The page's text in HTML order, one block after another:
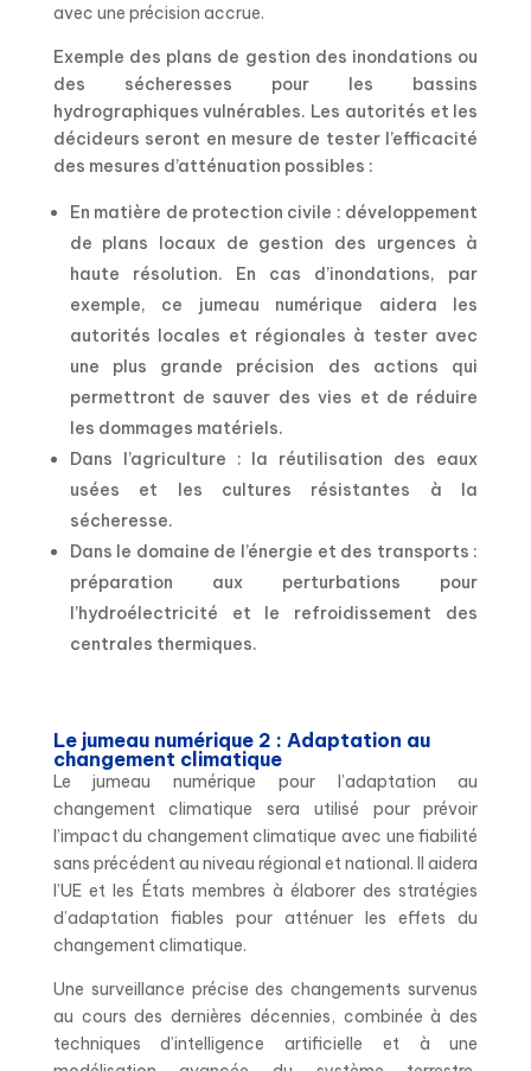
avec une précision accrue.
Exemple des plans de gestion des inondations ou
des sécheresses pour les bassins
hydrographiques vulnérables. Les autorités et les
décideurs seront en mesure de tester l’efficacité
des mesures d’atténuation possibles :
En matière de protection civile : développement
de plans locaux de gestion des urgences à
haute résolution. En cas d’inondations, par
exemple, ce jumeau numérique aidera les
autorités locales et régionales à tester avec
une plus grande précision des actions qui
permettront de sauver des vies et de réduire
les dommages matériels.
Dans l’agriculture : la réutilisation des eaux
usées et les cultures résistantes à la
sécheresse.
Dans le domaine de l’énergie et des transports :
préparation aux perturbations pour
l’hydroélectricité et le refroidissement des
centrales thermiques.
Le jumeau numérique 2 : Adaptation au
changement climatique
Le jumeau numérique pour l’adaptation au
changement climatique sera utilisé pour prévoir
l’impact du changement climatique avec une fiabilité
sans précédent au niveau régional et national. Il aidera
l’UE et les États membres à élaborer des stratégies
d’adaptation fiables pour atténuer les effets du
changement climatique.
Une surveillance précise des changements survenus
au cours des dernières décennies, combinée à des
techniques d’intelligence artificielle et à une